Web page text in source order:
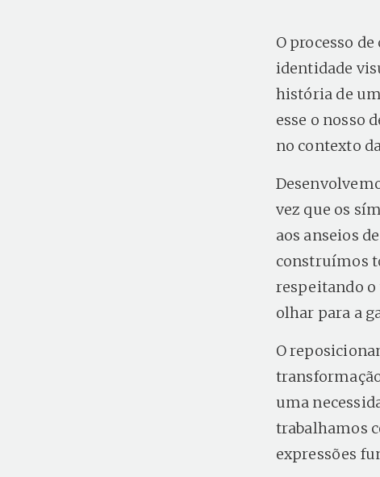
O processo
identidade
história de
esse o nosso
no contexto
vez que os
aos anseios
construímos
respeitando o
olhar para a
O
uma
trabalhamos
expressões